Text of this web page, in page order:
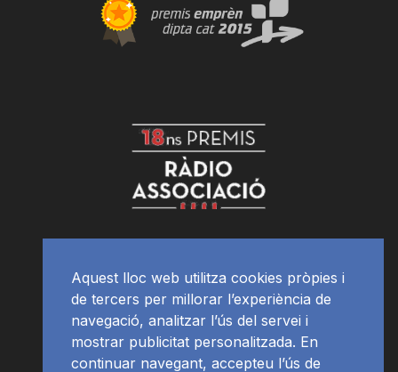
Aquest lloc web utilitza cookies pròpies i
de tercers per millorar l’experiència de
navegació, analitzar l’ús del servei i
mostrar publicitat personalitzada. En
continuar navegant, accepteu l’ús de